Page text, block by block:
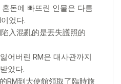
돈에 빠뜨린 인물은 다름
었다.
入混亂的是丟失護照的
어버린 RM은 대사관까지
았다.
RM到大使館領取了臨時旅